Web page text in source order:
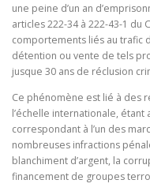
une peine d’un an
articles 222-34 à 222-43-1
comportements liés au trafic
détention ou vente de tels
jusque 30 ans de réclusion
Ce phénomène est lié à des
l’échelle internationale,
correspondant à l’un des
nombreuses infractions
blanchiment d’argent, la
financement de groupes